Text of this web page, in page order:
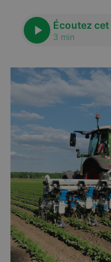
Écoutez
3 min